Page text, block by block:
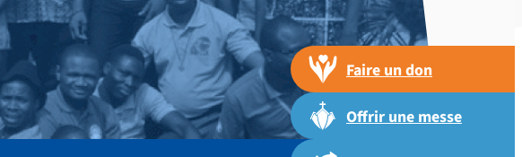
Faire un don
Offrir une messe